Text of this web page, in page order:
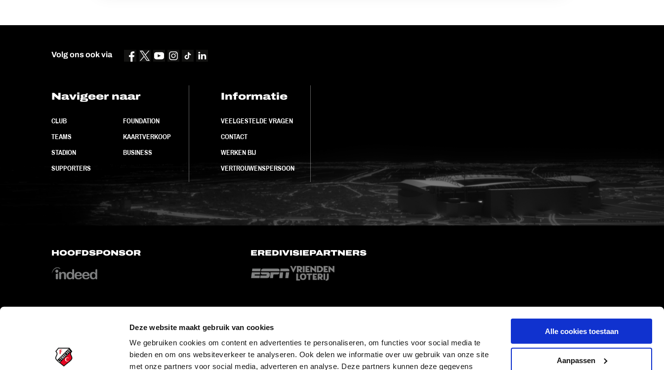
Deze website maakt gebruik van cookies
We gebruiken cookies om content en advertenties te personaliseren, om functies voor social media te
bieden en om ons websiteverkeer te analyseren. Ook delen we informatie over uw gebruik van onze site
met onze partners voor social media, adverteren en analyse. Deze partners kunnen deze gegevens
Alle cookies toestaan
Aanpassen
Volg ons ook via
Navigeer naar
CLUB
TEAMS
STADION
SUPPORTERS
FOUNDATION
KAARTVERKOOP
BUSINESS
Informatie
VEELGESTELDE VRAGEN
CONTACT
WERKEN BIJ
VERTROUWENSPERSOON
HOOFDSPONSOR EREDIVISIEPARTNERS
OFFICIAL PARTNERS